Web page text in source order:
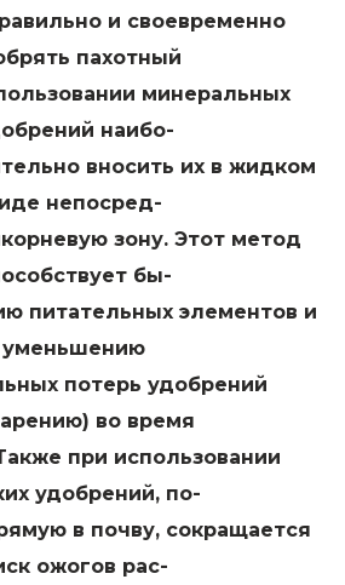
и своевременно
пахотный
минеральных
наибо-
вносить их в жидком
непосред-
зону. Этот метод
бы-
питательных элементов и
уменьшению
потерь удобрений
во время
при использовании
удобрений, по-
в почву, сокращается
ожогов рас-